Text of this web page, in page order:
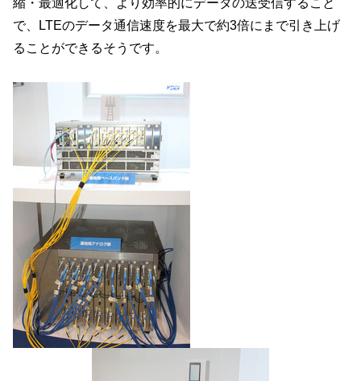
で、LTEのデータ通信速度を最大で約3倍にまで引き上げ
ることができるそうです。